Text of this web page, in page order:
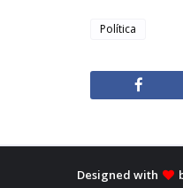
Política
Designed with